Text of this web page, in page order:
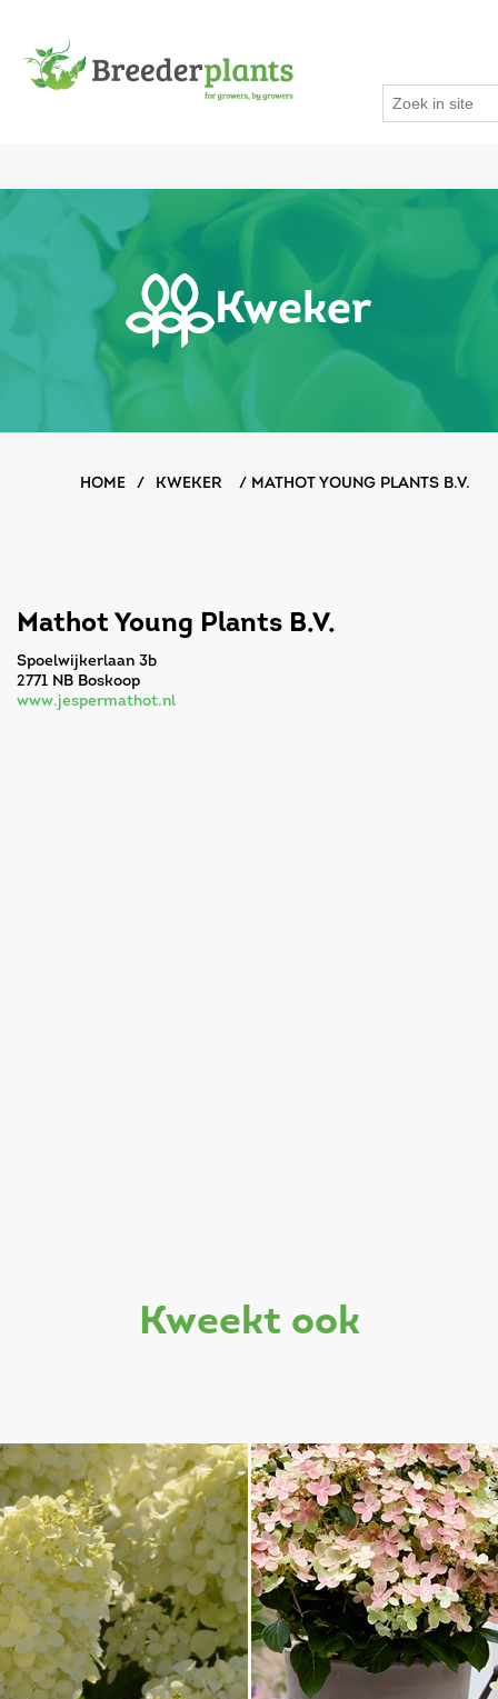
Kweker
HOME / KWEKER / MATHOT YOUNG PLANTS B.V.
Mathot Young Plants B.V.
Spoelwijkerlaan 3b
2771 NB Boskoop
www.jespermathot.nl
kweekt ook